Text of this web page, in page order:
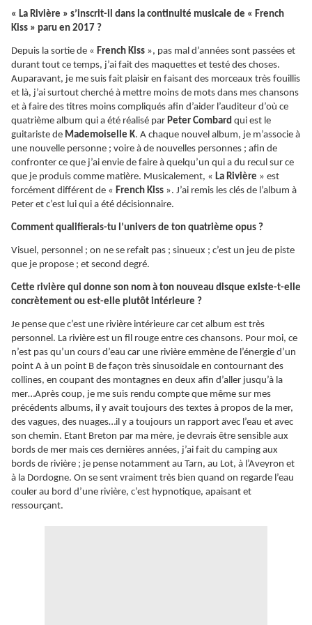
« La Rivière » s’inscrit-il dans la continuité musicale de « French
Kiss » paru en 2017 ?
Depuis la sortie de « French Kiss », pas mal d’années sont passées et
durant tout ce temps, j’ai fait des maquettes et testé des choses.
Auparavant, je me suis fait plaisir en faisant des morceaux très fouillis
et là, j’ai surtout cherché à mettre moins de mots dans mes chansons
et à faire des titres moins compliqués afin d’aider l’auditeur d’où ce
quatrième album qui a été réalisé par Peter Combard qui est le
guitariste de Mademoiselle K. A chaque nouvel album, je m’associe à
une nouvelle personne ; voire à de nouvelles personnes ; afin de
confronter ce que j’ai envie de faire à quelqu’un qui a du recul sur ce
que je produis comme matière. Musicalement, « La Rivière » est
forcément différent de « French Kiss ». J’ai remis les clés de l’album à
Peter et c’est lui qui a été décisionnaire.
Comment qualifierais-tu l’univers de ton quatrième opus ?
Visuel, personnel ; on ne se refait pas ; sinueux ; c’est un jeu de piste
que je propose ; et second degré.
Cette rivière qui donne son nom à ton nouveau disque existe-t-elle
concrètement ou est-elle plutôt intérieure ?
Je pense que c’est une rivière intérieure car cet album est très
personnel. La rivière est un fil rouge entre ces chansons. Pour moi, ce
n’est pas qu’un cours d’eau car une rivière emmène de l’énergie d’un
point A à un point B de façon très sinusoïdale en contournant des
collines, en coupant des montagnes en deux afin d’aller jusqu’à la
mer…Après coup, je me suis rendu compte que même sur mes
précédents albums, il y avait toujours des textes à propos de la mer,
des vagues, des nuages…il y a toujours un rapport avec l’eau et avec
son chemin. Etant Breton par ma mère, je devrais être sensible aux
bords de mer mais ces dernières années, j’ai fait du camping aux
bords de rivière ; je pense notamment au Tarn, au Lot, à l’Aveyron et
à la Dordogne. On se sent vraiment très bien quand on regarde l’eau
couler au bord d’une rivière, c’est hypnotique, apaisant et
ressourçant.